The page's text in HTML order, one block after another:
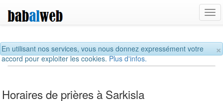
×
En utilisant nos services, vous nous donnez expressément votre
accord pour exploiter les cookies.Plus d'infos.
Horaires de prières à Sarkisla